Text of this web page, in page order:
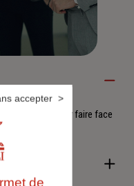
durables pour faire face
de
accepter